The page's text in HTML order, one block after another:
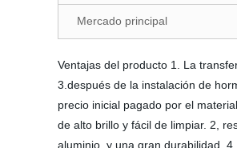
Mercado principal
Ventajas del producto 1. La
3.después de la instalación de
precio inicial pagado por el
de alto brillo y fácil de limpiar. 2,
aluminio, y una gran durabilidad.